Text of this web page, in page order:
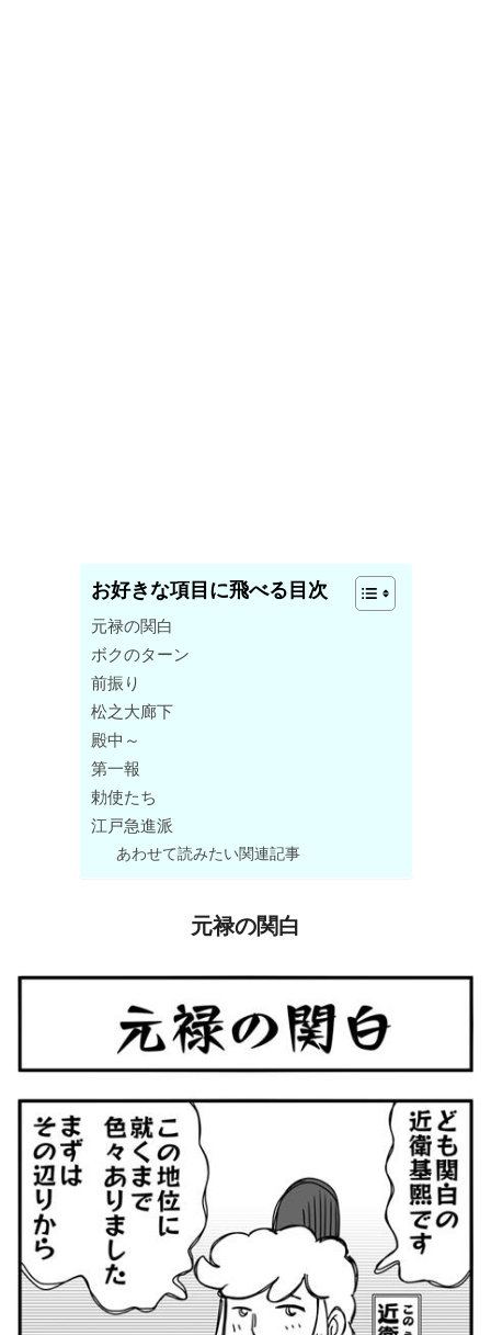
お好きな項目に飛べる目次
元禄の関白
ボクのターン
前振り
松之大廊下
殿中～
第一報
勅使たち
江戸急進派
あわせて読みたい関連記事
元禄の関白